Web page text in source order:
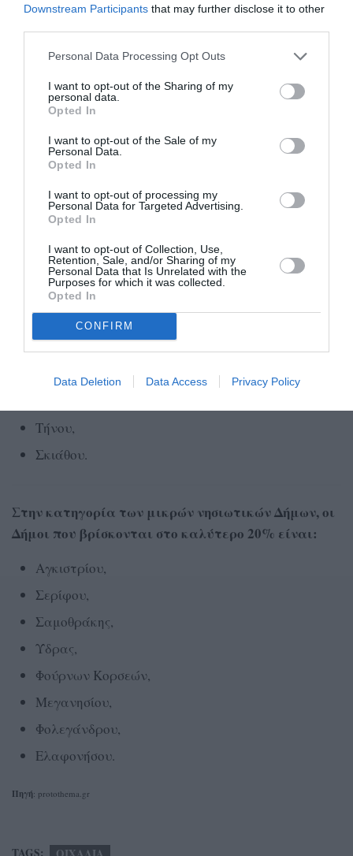
Downstream Participants that may further disclose it to other
Personal Data Processing Opt Outs
I want to opt-out of the Sharing of my
personal data.
Opted In
I want to opt-out of the Sale of my
Personal Data.
Opted In
I want to opt-out of processing my
Personal Data for Targeted Advertising.
Opted In
I want to opt-out of Collection, Use,
Retention, Sale, and/or Sharing of my
Personal Data that Is Unrelated with the
Purposes for which it was collected.
Opted In
CONFIRM
Data Deletion Data Access Privacy Policy
Λίμνης Πλαστήρα,
Νότιας Κυνουρίας,
Αγρικών,
Τροιζηνίας-Μεθάνων,
Στην κατηγορία των μεγάλων και μεσαίων
νησιωτικών Δήμων, οι Δήμοι που βρίσκονται στο
καλύτερο 20% είναι:
Σαλαμίνας,
Μυκόνου,
Άνδρου,
Τήνου,
Σκιάθου.
Στην κατηγορία των μικρών νησιωτικών Δήμων, οι
Δήμοι που βρίσκονται στο καλύτερο 20% είναι:
Αγκιστρίου,
Σερίφου,
Σαμοθράκης,
Ύδρας,
Φούρνων Κορσεών,
Μεγανησίου,
Φολεγάνδρου,
Ελαφονήσου.
Πηγή: protothema.gr
TAGS: